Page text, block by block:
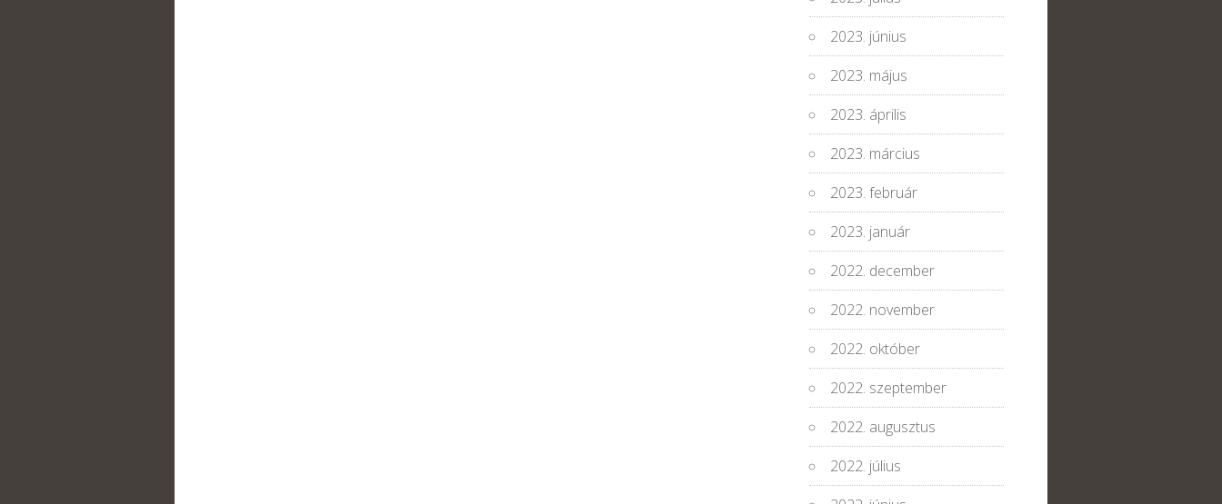
2023. június
2023. május
2023. április
2023. március
2023. február
2023. január
2022. december
2022. november
2022. október
2022. szeptember
2022. augusztus
2022. július